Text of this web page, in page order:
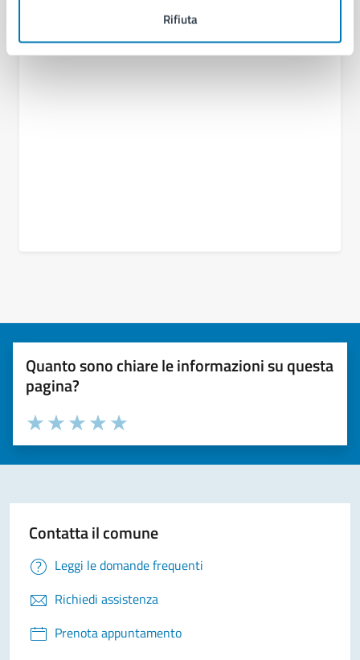
Rifiuta
Servizio Gestione Emergenze e Protezione Civile
Quanto sono chiare le informazioni su questa
pagina?
Valuta la chiarezza delle informazioni (da 1 a 5 stelle)
Seleziona il numero di stelle per valutare la chiarezza delle
Valuta 5 stelle su 5
Valuta 4 stelle su 5
Valuta 3 stelle su 5
Valuta 2 stelle su 5
Valuta 1 stelle su 5
Contatta il comune
Leggi le domande frequenti
Richiedi assistenza
Prenota appuntamento